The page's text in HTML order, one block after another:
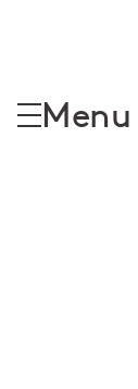
Menu